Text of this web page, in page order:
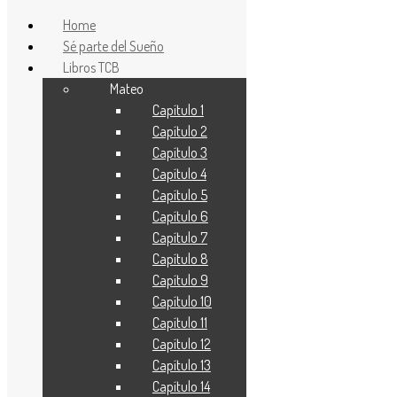
Proyecto Ευαγγελιο
Traducción contemporánea de la Biblia(TCB)
Home
Sé parte del Sueño
Libros TCB
Mateo
Capítulo 1
Capítulo 2
Capítulo 3
Capítulo 4
Capítulo 5
Capítulo 6
Capítulo 7
Capítulo 8
Capítulo 9
Capítulo 10
Capítulo 11
Capítulo 12
Capítulo 13
Capítulo 14